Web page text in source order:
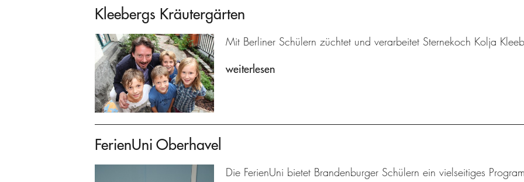
Kleebergs Kräutergärten
Mit Berliner Schülern züchtet und verarbeitet Sternekoch Kolja
weiterlesen
FerienUni Oberhavel
Die FerienUni bietet Brandenburger Schülern ein vielseitiges